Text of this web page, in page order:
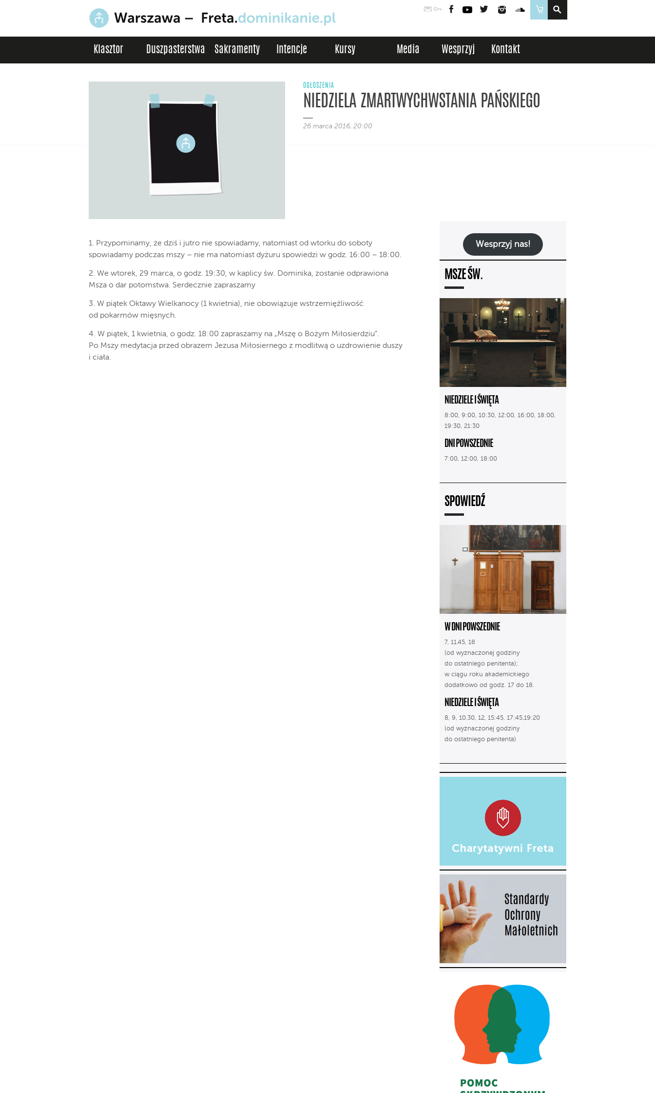
PocztaLogowanie
FacebookYouTubeTwitter InstagramSoundCloud
Sklep
Klasztor Duszpasterstwa Sakramenty Intencje Kursy Media Wesprzyj Kontakt
OGŁOSZENIA
NIEDZIELA ZMARTWYCHWSTANIA PAŃSKIEGO
26 marca 2016, 20:00
1. Przypominamy, że dziś i jutro nie spowiadamy, natomiast od wtorku do soboty
spowiadamy podczas mszy – nie ma natomiast dyżuru spowiedzi w godz. 16:00 – 18:00.
2. We wtorek, 29 marca, o godz. 19:30, w kaplicy św. Dominika, zostanie odprawiona
Msza o dar potomstwa. Serdecznie zapraszamy
3. W piątek Oktawy Wielkanocy (1 kwietnia), nie obowiązuje wstrzemięźliwość
od pokarmów mięsnych.
4. W piątek, 1 kwietnia, o godz. 18:00 zapraszamy na „Mszę o Bożym Miłosierdziu”.
Po Mszy medytacja przed obrazem Jezusa Miłosiernego z modlitwą o uzdrowienie duszy
i ciała.
Wesprzyj nas!
MSZE ŚW.
NIEDZIELE I ŚWIĘTA
8:00, 9:00, 10:30, 12:00, 16:00, 18:00,
19:30, 21:30
DNI POWSZEDNIE
7:00, 12:00, 18:00
SPOWIEDŹ
W DNI POWSZEDNIE
7, 11.45, 18
(od wyznaczonej godziny
do ostatniego penitenta);
w ciągu roku akademickiego
dodatkowo od godz. 17 do 18.
NIEDZIELE I ŚWIĘTA
8, 9, 10.30, 12, 15:45, 17:45,19:20
(od wyznaczonej godziny
do ostatniego penitenta)